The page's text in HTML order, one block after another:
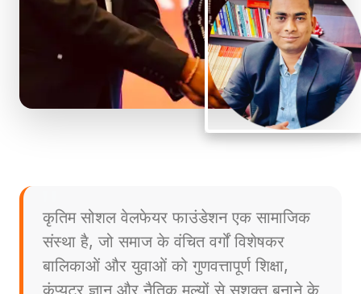
कृतिम सोशल वेलफेयर फाउंडेशन एक सामाजिक
संस्था है, जो समाज के वंचित वर्गों विशेषकर
बालिकाओं और युवाओं को गुणवत्तापूर्ण शिक्षा,
कंप्यूटर ज्ञान और नैतिक मूल्यों से सशक्त बनाने के